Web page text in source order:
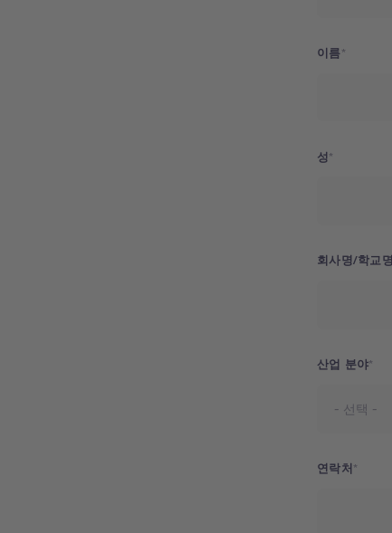
이름
성
회사명/학교명
산업 분야
연락처